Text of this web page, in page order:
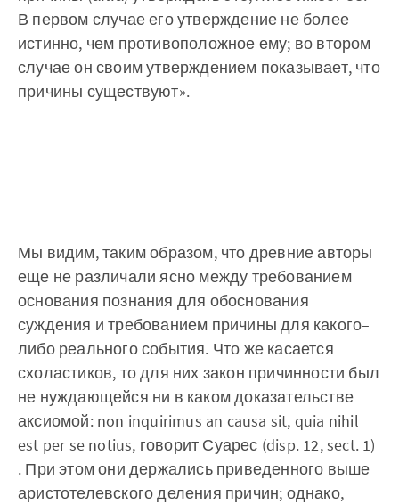
В первом случае его утверждение не более
истинно, чем противоположное ему; во втором
случае он своим утверждением показывает, что
причины существуют».
Мы видим, таким образом, что древние авторы
еще не различали ясно между требованием
основания познания для обоснования
суждения и требованием причины для какого–
либо реального события. Что же касается
схоластиков, то для них закон причинности был
не нуждающейся ни в каком доказательстве
аксиомой: non inquirimus an causa sit, quia nihil
est per se notius, говорит Суарес (disp. 12, sect. 1)
. При этом они держались приведенного выше
аристотелевского деления причин; однако,